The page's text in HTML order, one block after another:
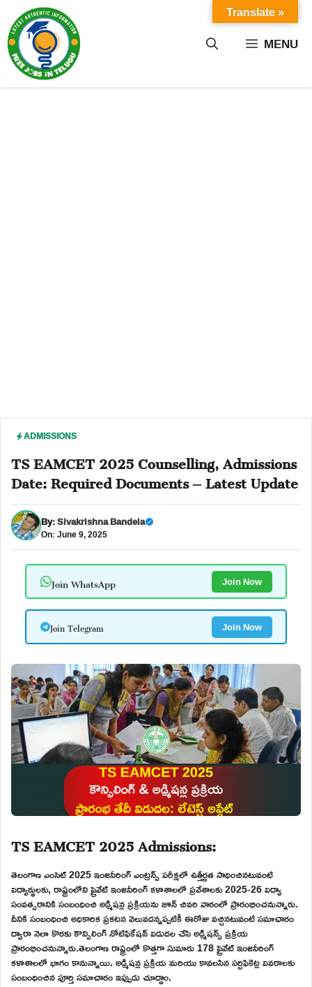
content MENU
ADMISSIONS
TS EAMCET 2025 Counselling, Admissions
Date: Required Documents – Latest Update
By:Sivakrishna Bandela
On: June 9, 2025
Join WhatsApp Join Now
Join Telegram Join Now
TS EAMCET 2025 Admissions:
తెలంగాణ ఎంసెట్ 2025 ఇంజనీరింగ్ ఎంట్రన్స్ పరీక్షలో ఉత్తీర్ణత సాధించినటువంటి
విద్యార్థులకు, రాష్ట్రంలోని ప్రైవేట్ ఇంజనీరింగ్ కళాశాలలో ప్రవేశాలకు 2025-26 విద్యా
సంవత్సరానికి సంబంధించి అడ్మిషన్ల ప్రక్రియను జూన్ చివరి వారంలో ప్రారంభించనున్నారు.
దీనికి సంబంధించి అధికారిక ప్రకటన వెలువడన్నప్పటికీ ఈరోజు వచ్చినటువంటి సమాచారం
ద్వారా నెలా కొరకు కౌన్సిలింగ్ నోటిఫికేషన్ విడుదల చేసి అడ్మిషన్స్ ప్రక్రియ
ప్రారంభించనున్నారు.తెలంగాణ రాష్ట్రంలో కొత్తగా సుమారు 178 ప్రైవేట్ ఇంజనీరింగ్
కళాశాలలో భాగం కానున్నాయి. అడ్మిషన్ల ప్రక్రియ మరియు కావలసిన సర్టిఫికెట్ల వివరాలకు
సంబంధించిన పూర్తి సమాచారం ఇప్పుడు చూద్దాం.
Translate »